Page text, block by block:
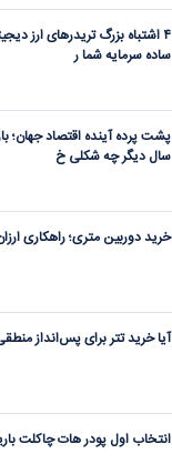
۴ اشتباه بزرگ تریدرهای ارز
ساده سرمایه شما ر
سال دیگر چه شکلی خ
خرید دوربین متری؛ راهکاری
آیا خرید تتر برای پس‌انداز
انتخاب اول پودر هات چاکلت